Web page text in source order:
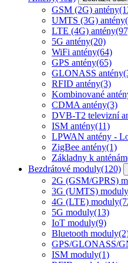
GSM (2G) antény
UMTS (3G) antény
LTE (4G) antény
5G antény(20)
WiFi antény(64)
GPS antény(65)
GLONASS antény
RFID antény(3)
Kombinované
CDMA antény(3)
DVB-T2 televizní
ISM antény(11)
LPWAN antény -
ZigBee antény(1)
Základny k anténám
Bezdrátové moduly(120)
2G (GSM/GPRS)
3G (UMTS) moduly
4G (LTE) moduly
5G moduly(13)
IoT moduly(9)
Bluetooth moduly
GPS/GLONASS/
ISM moduly(1)